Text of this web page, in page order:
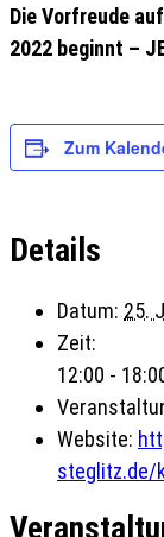
Die Vorfreude
2022 beginnt –
Zum
Details
Datum: 25.
Zeit:
12:00 -
Website:
steglitz.de/